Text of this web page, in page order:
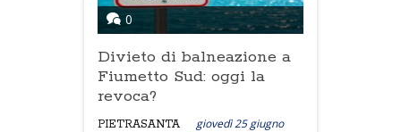
0
Divieto di balneazione a
Fiumetto Sud: oggi la
revoca?
PIETRASANTA
giovedì 25 giugno